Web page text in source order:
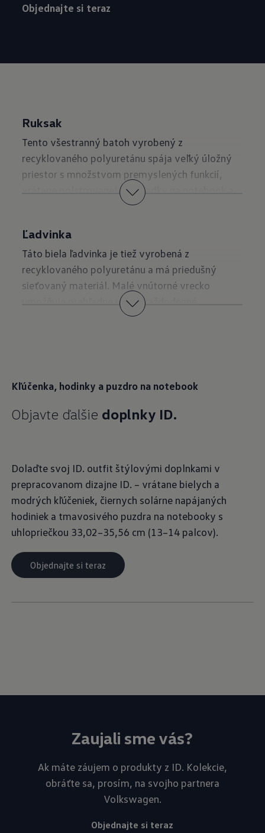
Objednajte si teraz
Ruksak
Tento všestranný batoh vyrobený z
recyklovaného polyuretánu spája veľký úložný
priestor s množstvom premyslených funkcií,
vrátane polstrovanej priehradky na notebook a
priedušného sieťovaného chrbtového panela,
Objednajte si teraz
Ľadvinka
Táto biela ľadvinka je tiež vyrobená z
recyklovaného polyuretánu a má priedušný
sieťovaný materiál. Malé vnútorné vrecko
umožňuje prehľadne uložiť každodenné
drobnosti, ako sú peňaženka, kľúče a smartfón.
Kľúčenka, hodinky a puzdro na notebook
Objavte ďalšie doplnky ID.
Dolaďte svoj ID. outfit štýlovými doplnkami v
prepracovanom dizajne ID. – vrátane bielych a
modrých kľúčeniek, čiernych solárne napájaných
hodiniek a tmavosivého puzdra na notebooky s
uhlopriečkou 33,02–35,56 cm (13–14 palcov).
Objednajte si teraz
Zaujali sme vás?
Ak máte záujem o produkty z ID. Kolekcie,
obráťte sa, prosím, na svojho partnera
Volkswagen.
Objednajte si teraz